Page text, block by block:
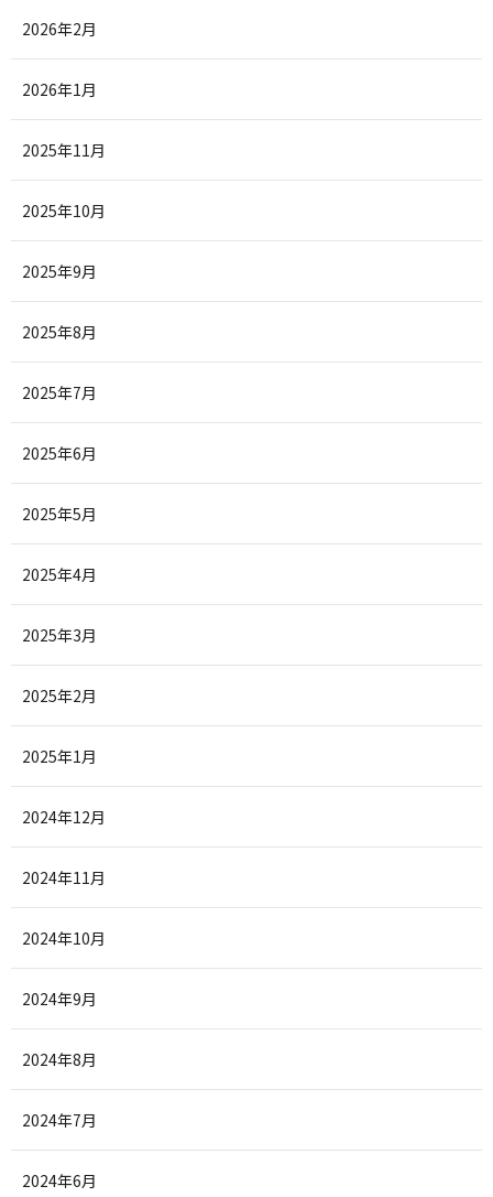
2026年2月
2026年1月
2025年11月
2025年10月
2025年9月
2025年8月
2025年7月
2025年6月
2025年5月
2025年4月
2025年3月
2025年2月
2025年1月
2024年12月
2024年11月
2024年10月
2024年9月
2024年8月
2024年7月
2024年6月